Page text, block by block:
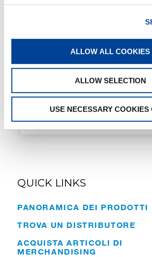
ALLOW ALL COOKIES
ALLOW SELECTION
USE NECESSARY COOKIES
QUICK LINKS
PANORAMICA DEI PRODOTTI
TROVA UN DISTRIBUTORE
ACQUISTA ARTICOLI DI
MERCHANDISING